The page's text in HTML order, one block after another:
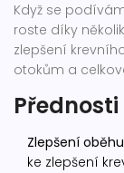
Když se
roste díky
zlepšení
otokům a
Zlepšení oběhu
ke zlepšení